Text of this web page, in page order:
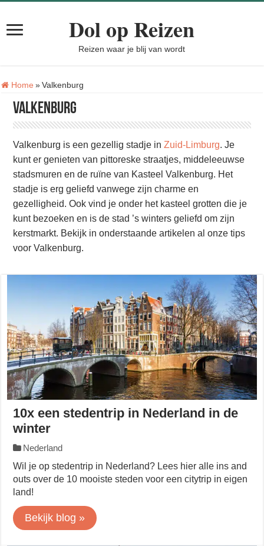
Dol op Reizen
Reizen waar je blij van wordt
Home »Tag:
Valkenburg
Valkenburg
Valkenburg is een gezellig stadje inZuid-Limburg. Je
kunt er genieten van pittoreske straatjes, middeleeuwse
stadsmuren en de ruïne van Kasteel Valkenburg. Het
stadje is erg geliefd vanwege zijn charme en
gezelligheid. Ook vind je onder het kasteel grotten die je
kunt bezoeken en is de stad ’s winters geliefd om zijn
kerstmarkt. Bekijk in onderstaande artikelen al onze tips
voor Valkenburg.
10x een stedentrip in Nederland in de
winter
Nederland
Wil je op stedentrip in Nederland? Lees hier alle ins and
outs over de 10 mooiste steden voor een citytrip in eigen
land!
Bekijk blog »